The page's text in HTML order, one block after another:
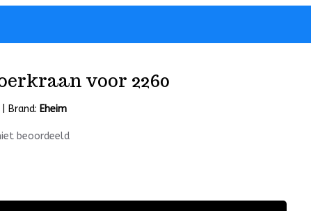
voor 2260
Brand: Eheim
beoordeeld